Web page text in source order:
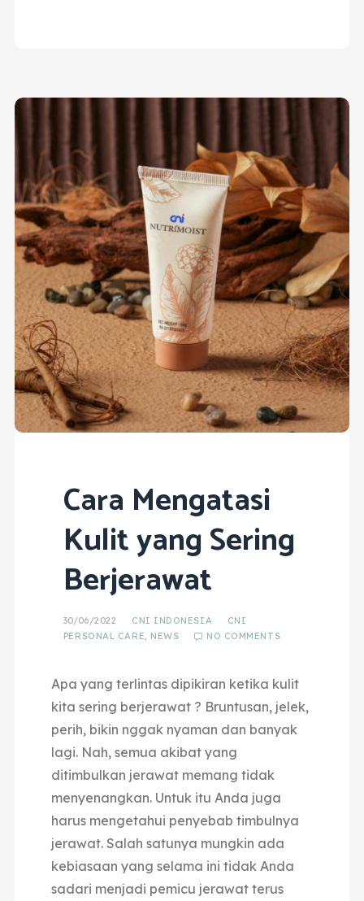
Cara Mengatasi
Kulit yang Sering
Berjerawat
30/06/2022 CNI INDONESIA
CNI
PERSONAL CARE, NEWS NO COMMENTS
Apa yang terlintas dipikiran ketika kulit
kita sering berjerawat ? Bruntusan, jelek,
perih, bikin nggak nyaman dan banyak
lagi. Nah, semua akibat yang
ditimbulkan jerawat memang tidak
menyenangkan. Untuk itu Anda juga
harus mengetahui penyebab timbulnya
jerawat. Salah satunya mungkin ada
kebiasaan yang selama ini tidak Anda
sadari menjadi pemicu jerawat terus